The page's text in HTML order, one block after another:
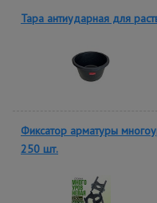
Тара антиударная для
Фиксатор арматуры
250 шт.